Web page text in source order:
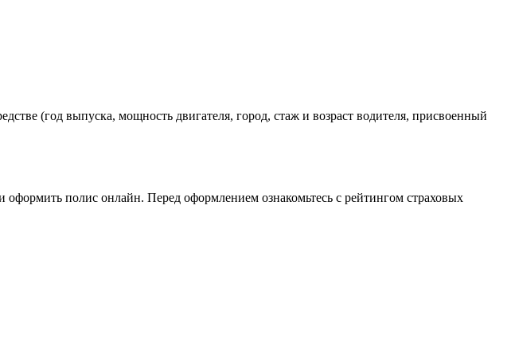
(год выпуска, мощность двигателя, город, стаж и возраст водителя, присвоенный
полис онлайн. Перед оформлением ознакомьтесь с рейтингом страховых